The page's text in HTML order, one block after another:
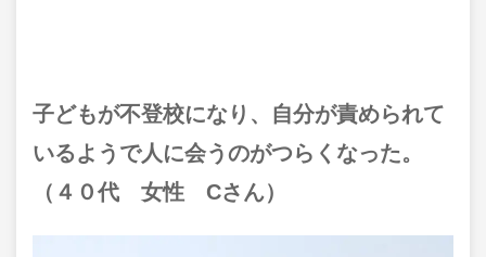
子どもが不登校になり、自分が責められて
いるようで人に会うのがつらくなった。
（４０代 女性 Cさん）